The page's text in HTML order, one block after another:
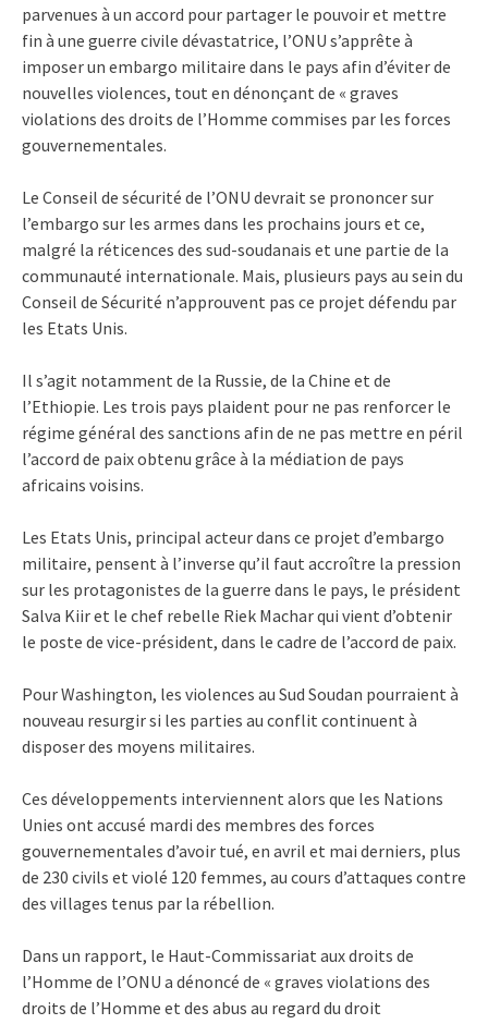
parvenues à un accord pour partager le pouvoir et mettre
fin à une guerre civile dévastatrice, l’ONU s’apprête à
imposer un embargo militaire dans le pays afin d’éviter de
nouvelles violences, tout en dénonçant de « graves
violations des droits de l’Homme commises par les forces
gouvernementales.
Le Conseil de sécurité de l’ONU devrait se prononcer sur
l’embargo sur les armes dans les prochains jours et ce,
malgré la réticences des sud-soudanais et une partie de la
communauté internationale. Mais, plusieurs pays au sein du
Conseil de Sécurité n’approuvent pas ce projet défendu par
les Etats Unis.
Il s’agit notamment de la Russie, de la Chine et de
l’Ethiopie. Les trois pays plaident pour ne pas renforcer le
régime général des sanctions afin de ne pas mettre en péril
l’accord de paix obtenu grâce à la médiation de pays
africains voisins.
Les Etats Unis, principal acteur dans ce projet d’embargo
militaire, pensent à l’inverse qu’il faut accroître la pression
sur les protagonistes de la guerre dans le pays, le président
Salva Kiir et le chef rebelle Riek Machar qui vient d’obtenir
le poste de vice-président, dans le cadre de l’accord de paix.
Pour Washington, les violences au Sud Soudan pourraient à
nouveau resurgir si les parties au conflit continuent à
disposer des moyens militaires.
Ces développements interviennent alors que les Nations
Unies ont accusé mardi des membres des forces
gouvernementales d’avoir tué, en avril et mai derniers, plus
de 230 civils et violé 120 femmes, au cours d’attaques contre
des villages tenus par la rébellion.
Dans un rapport, le Haut-Commissariat aux droits de
l’Homme de l’ONU a dénoncé de « graves violations des
droits de l’Homme et des abus au regard du droit